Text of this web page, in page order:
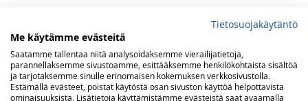
Olet arvostelemassa:
GORENJE kaasuliesi 50x60 kaasu-uunilla
Arviosi
Tietosuojakäytäntö
Me käytämme evästeitä
Saatamme tallentaa niitä analysoidaksemme vierailijatietoja,
parannellaksemme sivustoamme, esittääksemme henkilökohtaista sisältöä
ja tarjotaksemme sinulle erinomaisen kokemuksen verkkosivustolla.
Estämällä evästeet, poistat käytöstä osan sivuston käyttöä helpottavista
ominaisuuksista. Lisätietoja käyttämistämme evästeistä saat avaamalla